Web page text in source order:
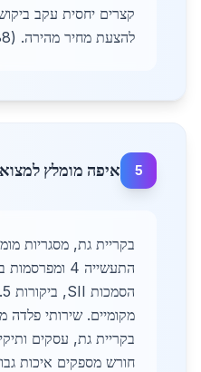
קצרים יחסית עקב
להצעת מחיר מהירה. (88 מילים)
5 איפה מומלץ
בקריית גת, מסגריות
התעשייה 4
מקומיים. שירותי פלדה
בקריית גת, עסקים
חורש מספקים איכות